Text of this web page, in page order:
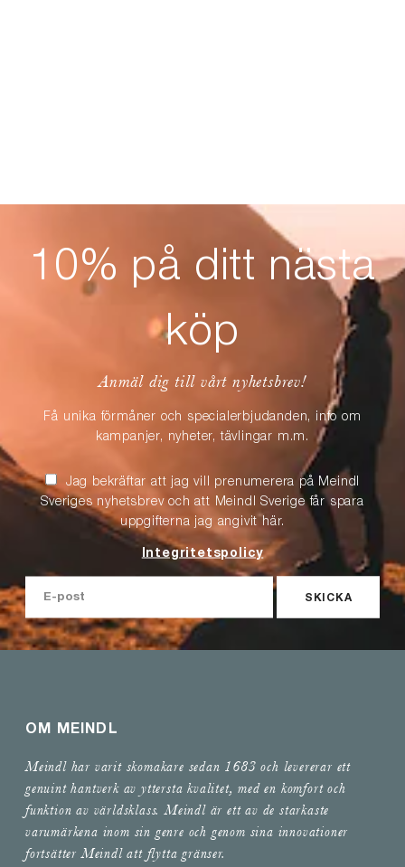
10% på ditt nästa
köp
Anmäl dig till vårt nyhetsbrev!
Få unika förmåner och specialerbjudanden, info om
kampanjer, nyheter, tävlingar m.m.
Jag bekräftar att jag vill prenumerera på Meindl
Sveriges nyhetsbrev och att Meindl Sverige får spara
uppgifterna jag angivit här.
Integritetspolicy
SKICKA
OM MEINDL
Meindl har varit skomakare sedan 1683 och levererar ett
genuint hantverk av yttersta kvalitet, med en komfort och
funktion av världsklass. Meindl är ett av de starkaste
varumärkena inom sin genre och genom sina innovationer
fortsätter Meindl att flytta gränser.